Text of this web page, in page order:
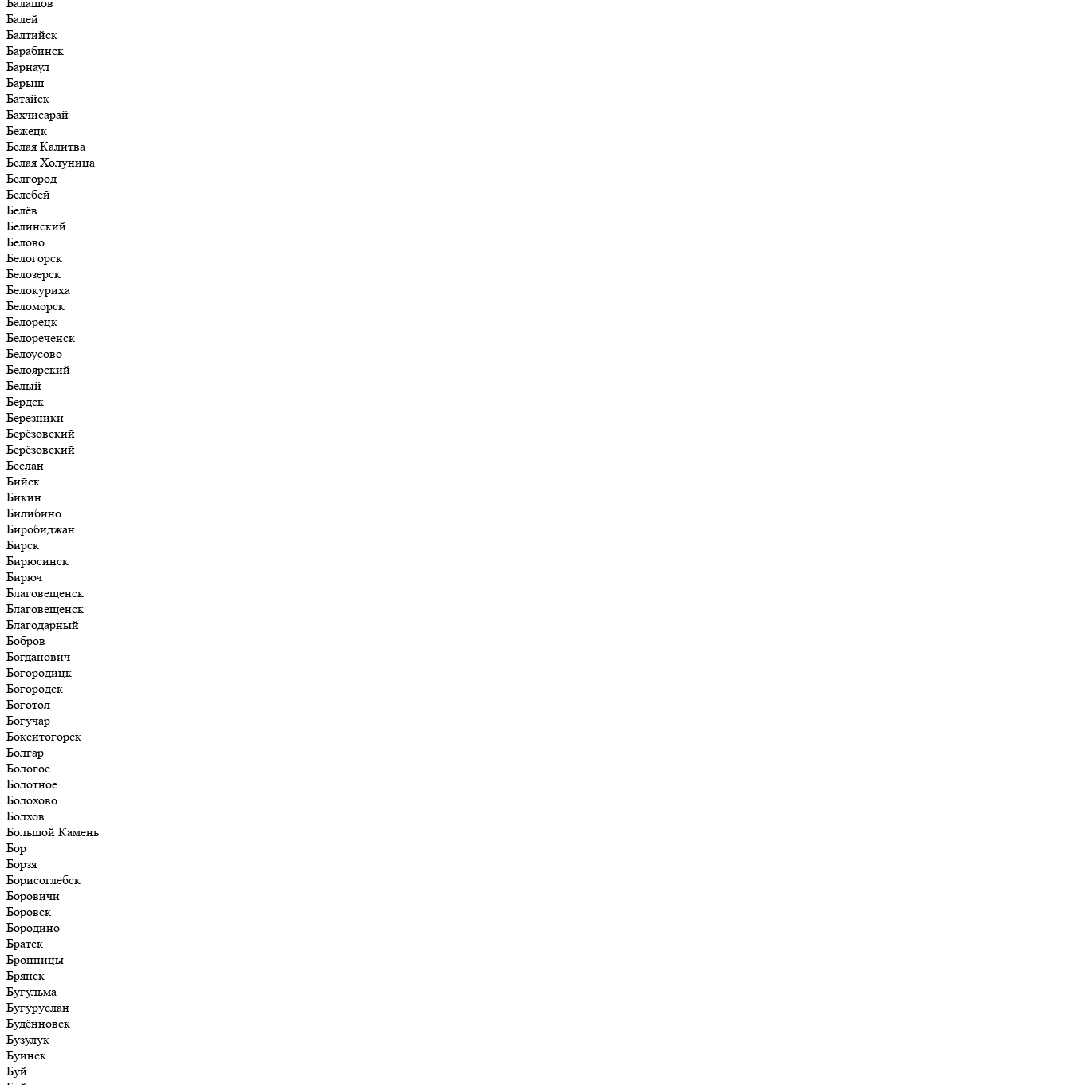
Балей
Балтийск
Барабинск
Барнаул
Барыш
Батайск
Бахчисарай
Бежецк
Белая Калитва
Белая Холуница
Белгород
Белебей
Белёв
Белинский
Белово
Белогорск
Белозерск
Белокуриха
Беломорск
Белорецк
Белореченск
Белоусово
Белоярский
Белый
Бердск
Березники
Берёзовский
Берёзовский
Беслан
Бийск
Бикин
Билибино
Биробиджан
Бирск
Бирюсинск
Бирюч
Благовещенск
Благовещенск
Благодарный
Бобров
Богданович
Богородицк
Богородск
Боготол
Богучар
Бокситогорск
Болгар
Бологое
Болотное
Болохово
Болхов
Большой Камень
Бор
Борзя
Борисоглебск
Боровичи
Боровск
Бородино
Братск
Бронницы
Брянск
Бугульма
Бугуруслан
Будённовск
Бузулук
Буинск
Буй